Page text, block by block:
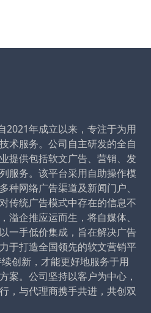
2021年成立以来，专注于为用
术服务。公司自主研发的全自
提供包括软文广告、营销、发
服务。该平台采用自助操作模
种网络广告渠道及新闻门户、
传统广告模式中存在的信息不
溢企推应运而生，将自媒体、
一手低价集成，旨在解决广告
于打造全国领先的软文营销平
创新，才能更好地服务于用
案。公司坚持以客户为中心，
，与代理商携手共进，共创双